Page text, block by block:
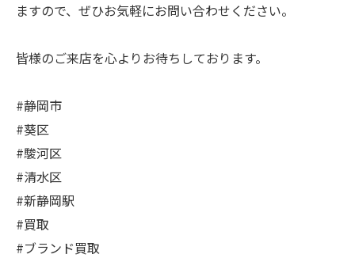
ますので、ぜひお気軽にお問い合わせください。
皆様のご来店を心よりお待ちしております。
#静岡市
#葵区
#駿河区
#清水区
#新静岡駅
#買取
#ブランド買取